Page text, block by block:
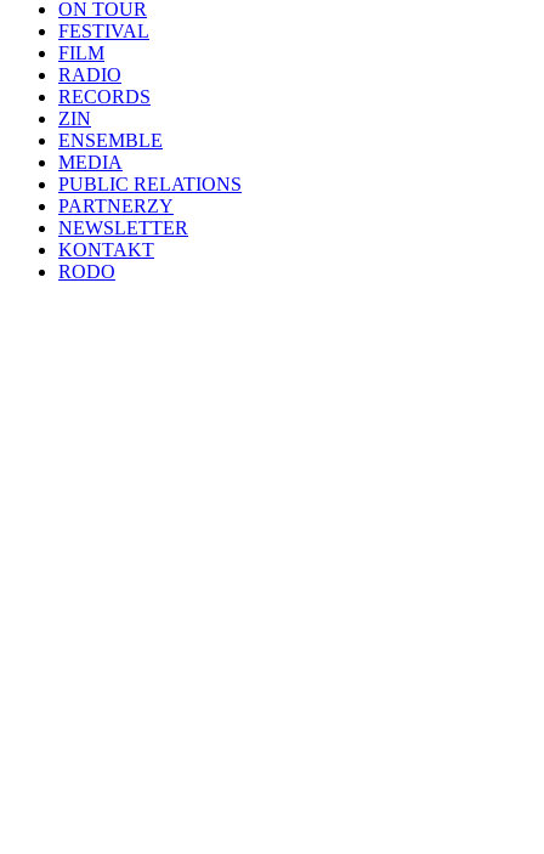
ON TOUR
FESTIVAL
FILM
RADIO
RECORDS
ZIN
ENSEMBLE
MEDIA
PUBLIC RELATIONS
PARTNERZY
NEWSLETTER
KONTAKT
RODO